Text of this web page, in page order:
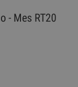
- Mes RT20